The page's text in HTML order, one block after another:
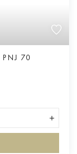
70